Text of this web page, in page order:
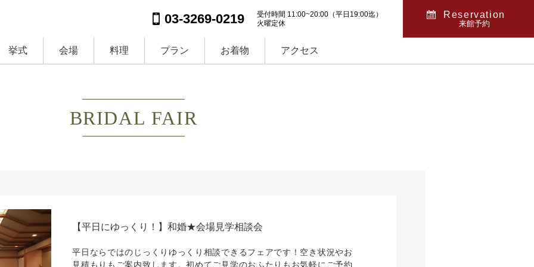
03-3269-0219
受付時間 11:00~20:00（平日19:00迄）
火曜定休
Reservation
来館予約
挙式 会場 料理 プラン お着物 アクセス
BRIDAL FAIR
【平日にゆっくり！】和婚★会場見学相談会
平日ならではのじっくりゆっくり相談できるフェアです！空き状況やお
見積もりもご案内致します。初めてご見学のおふたりもお気軽にご予約